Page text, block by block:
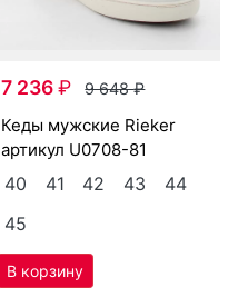
7 236₽ 9 648₽
ке­ды мужс­кие Ri­eker
артикул U0708-81
40 41 42 43
44
45